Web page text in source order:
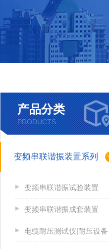
产品分类
PRODUCTS
变频串联谐振装置系列
变频串联谐振试验装置
变频串联谐振成套装置
电缆耐压测试仪|耐压设备